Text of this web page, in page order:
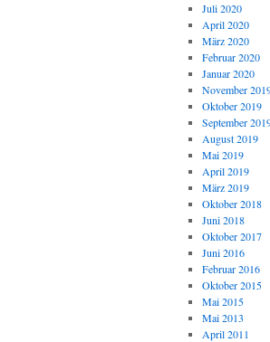
Juli 2020
April 2020
März 2020
Februar 2020
Januar 2020
November
Oktober 2019
September
August 2019
Mai 2019
April 2019
März 2019
Oktober 2018
Juni 2018
Oktober 2017
Juni 2016
Februar 2016
Oktober 2015
Mai 2015
Mai 2013
April 2011